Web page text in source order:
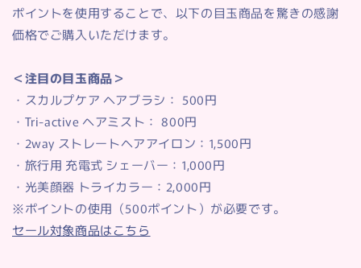
ポイントを使用することで、以下の目玉商品を驚きの感謝
価格でご購入いただけます。
＜注目の目玉商品＞
・スカルプケア ヘアブラシ： 500円
・Tri-active ヘアミスト： 800円
・2way ストレートヘアアイロン：1,500円
・旅行用 充電式 シェーバー：1,000円
・光美顔器 トライカラー：2,000円
※ポイントの使用（500ポイント）が必要です。
セール対象商品はこちら